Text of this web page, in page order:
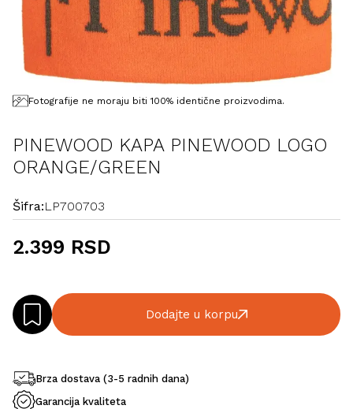
Fotografije ne moraju biti 100% identične proizvodima.
PINEWOOD KAPA PINEWOOD LOGO
ORANGE/GREEN
Šifra:LP700703
2.399 RSD
Dodajte u korpu
Brza dostava (3-5 radnih dana)
Garancija kvaliteta